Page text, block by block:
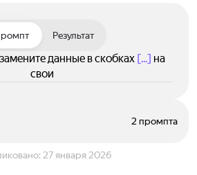
Результат
данные в скобках [...] на
свои
2 промпта
27 января 2026